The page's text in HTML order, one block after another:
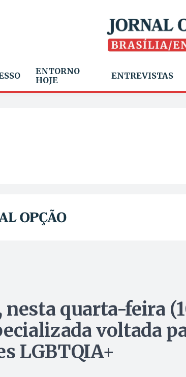
ENTORNO
HOJE
ENTREVISTAS
nesta quarta-feira
voltada
LGBTQIA+